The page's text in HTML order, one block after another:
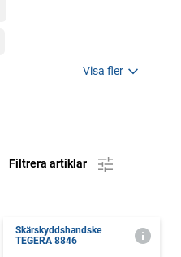
Visa fler
Filtrera artiklar
Skärskyddshandske
TEGERA 8846